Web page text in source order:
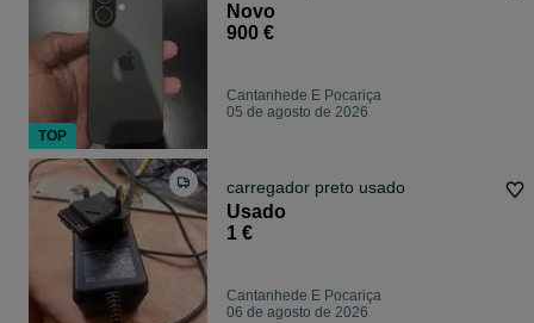
Novo
900 €
Cantanhede E Pocariça
05 de agosto de 2026
carregador preto usado
Usado
1 €
Cantanhede E Pocariça
06 de agosto de 2026
TOP